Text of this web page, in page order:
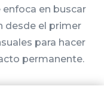
en buscar
desde el primer
para hacer
permanente.